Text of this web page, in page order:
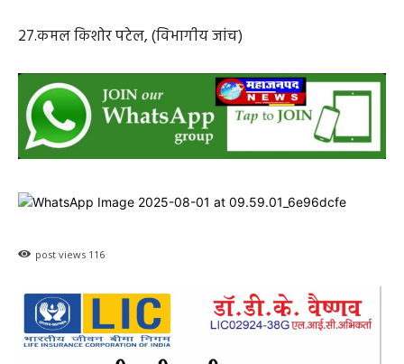
27.कमल किशोर पटेल, (विभागीय जांच)
post views 116